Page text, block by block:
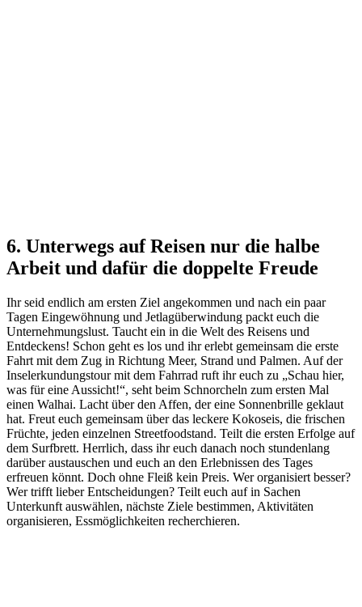
6. Unterwegs auf Reisen nur die halbe
Arbeit und dafür die doppelte Freude
Ihr seid endlich am ersten Ziel angekommen und nach ein paar
Tagen Eingewöhnung und Jetlagüberwindung packt euch die
Unternehmungslust. Taucht ein in die Welt des Reisens und
Entdeckens! Schon geht es los und ihr erlebt gemeinsam die erste
Fahrt mit dem Zug in Richtung Meer, Strand und Palmen. Auf der
Inselerkundungstour mit dem Fahrrad ruft ihr euch zu „Schau hier,
was für eine Aussicht!“, seht beim Schnorcheln zum ersten Mal
einen Walhai. Lacht über den Affen, der eine Sonnenbrille geklaut
hat. Freut euch gemeinsam über das leckere Kokoseis, die frischen
Früchte, jeden einzelnen Streetfoodstand. Teilt die ersten Erfolge auf
dem Surfbrett. Herrlich, dass ihr euch danach noch stundenlang
darüber austauschen und euch an den Erlebnissen des Tages
erfreuen könnt. Doch ohne Fleiß kein Preis. Wer organisiert besser?
Wer trifft lieber Entscheidungen? Teilt euch auf in Sachen
Unterkunft auswählen, nächste Ziele bestimmen, Aktivitäten
organisieren, Essmöglichkeiten recherchieren.